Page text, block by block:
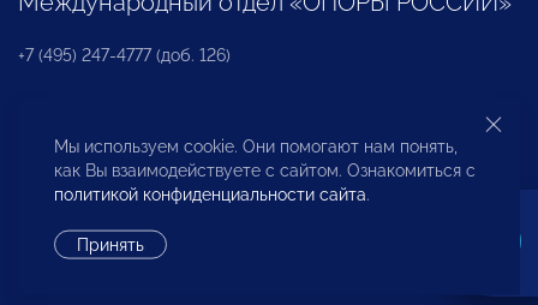
+7 (495) 247-4777 (доб. 126)
Бюро по защите прав предпринимателей и
инвесторов
Мы используем cookie. Они помогают нам понять,
как Вы взаимодействуете с сайтом. Ознакомиться с
политикой конфиденциальности сайта.
Принять